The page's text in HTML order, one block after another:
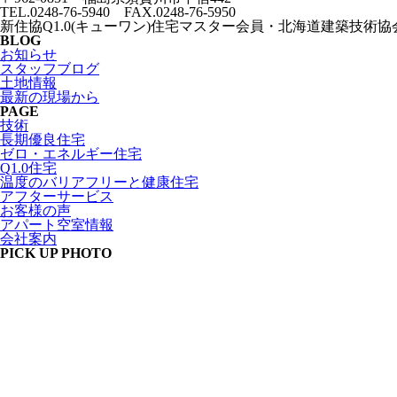
TEL.0248-76-5940 FAX.0248-76-5950
新住協Q1.0(キューワン)住宅マスター会員・北海道建築技術協
BLOG
お知らせ
スタッフブログ
土地情報
最新の現場から
PAGE
技術
長期優良住宅
ゼロ・エネルギー住宅
Q1.0住宅
温度のバリアフリーと健康住宅
アフターサービス
お客様の声
アパート空室情報
会社案内
PICK UP PHOTO